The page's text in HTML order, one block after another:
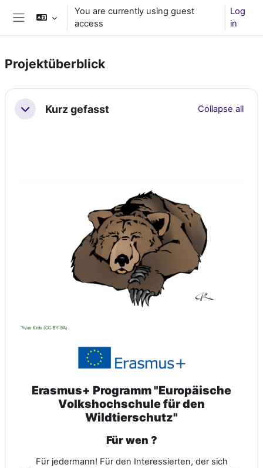
Skip to main content
You are currently using guest
access
Log
in
Projektüberblick
Section outline
CollapseKurz gefasst Collapse all
Erasmus+ Programm "Europäische
Volkshochschule für den
Wildtierschutz"
Für wen ?
Für jedermann! Für den Interessierten, der sich